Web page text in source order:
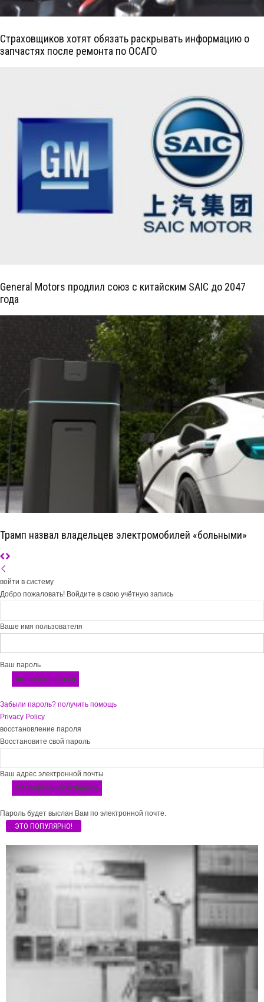
Страховщиков хотят обязать раскрывать информацию о
запчастях после ремонта по ОСАГО
General Motors продлил союз с китайским SAIC до 2047
года
Трамп назвал владельцев электромобилей «больными»
войти в систему
Добро пожаловать! Войдите в свою учётную запись
Ваше имя пользователя
Ваш пароль
Забыли пароль? получить помощь
Privacy Policy
восстановление пароля
Восстановите свой пароль
Ваш адрес электронной почты
Пароль будет выслан Вам по электронной почте.
ЭТО ПОПУЛЯРНО!